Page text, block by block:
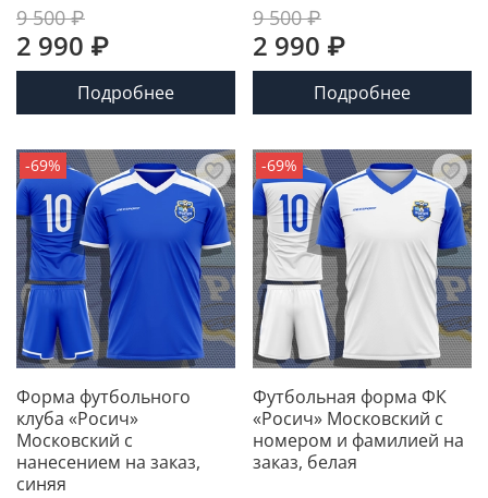
9 500 ₽
2 990 ₽
Подробнее
9 500 ₽
2 990 ₽
Подробнее
-69%
Форма футбольного
клуба «Росич»
Московский с
нанесением на заказ,
синяя
-69%
Футбольная форма ФК
«Росич» Московский с
номером и фамилией на
заказ, белая